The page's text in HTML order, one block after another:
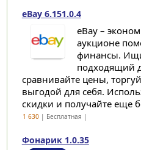
eBay 6.151.0.4
eBay –
аукционе
финансы.
подходящий
сравнивайте цены,
выгодой для себя.
скидки и получайте еще
1 630| Бесплатная |
Фонарик 1.0.35